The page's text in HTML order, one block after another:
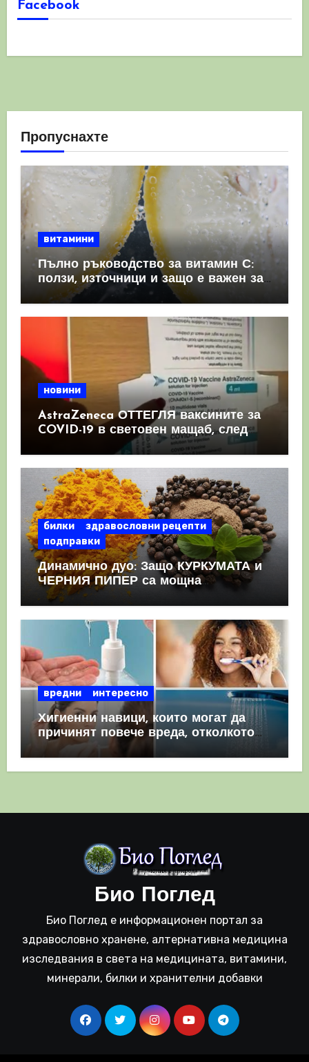
Facebook
Пропуснахте
витамини
Пълно ръководство за витамин С:
ползи, източници и защо е важен за
имунната система
новини
AstraZeneca ОТТЕГЛЯ ваксините за
COVID-19 в световен мащаб, след
като призна, че те причиняват
билки
здравословни рецепти
подправки
Динамично дуо: Защо КУРКУМАТА и
ЧЕРНИЯ ПИПЕР са мощна
комбинация
вредни интересно
Хигиенни навици, които могат да
причинят повече вреда, отколкото
полза
Био Поглед
Био Поглед е информационен портал за
здравословно хранене, алтернативна медицина
изследвания в света на медицината, витамини,
минерали, билки и хранителни добавки